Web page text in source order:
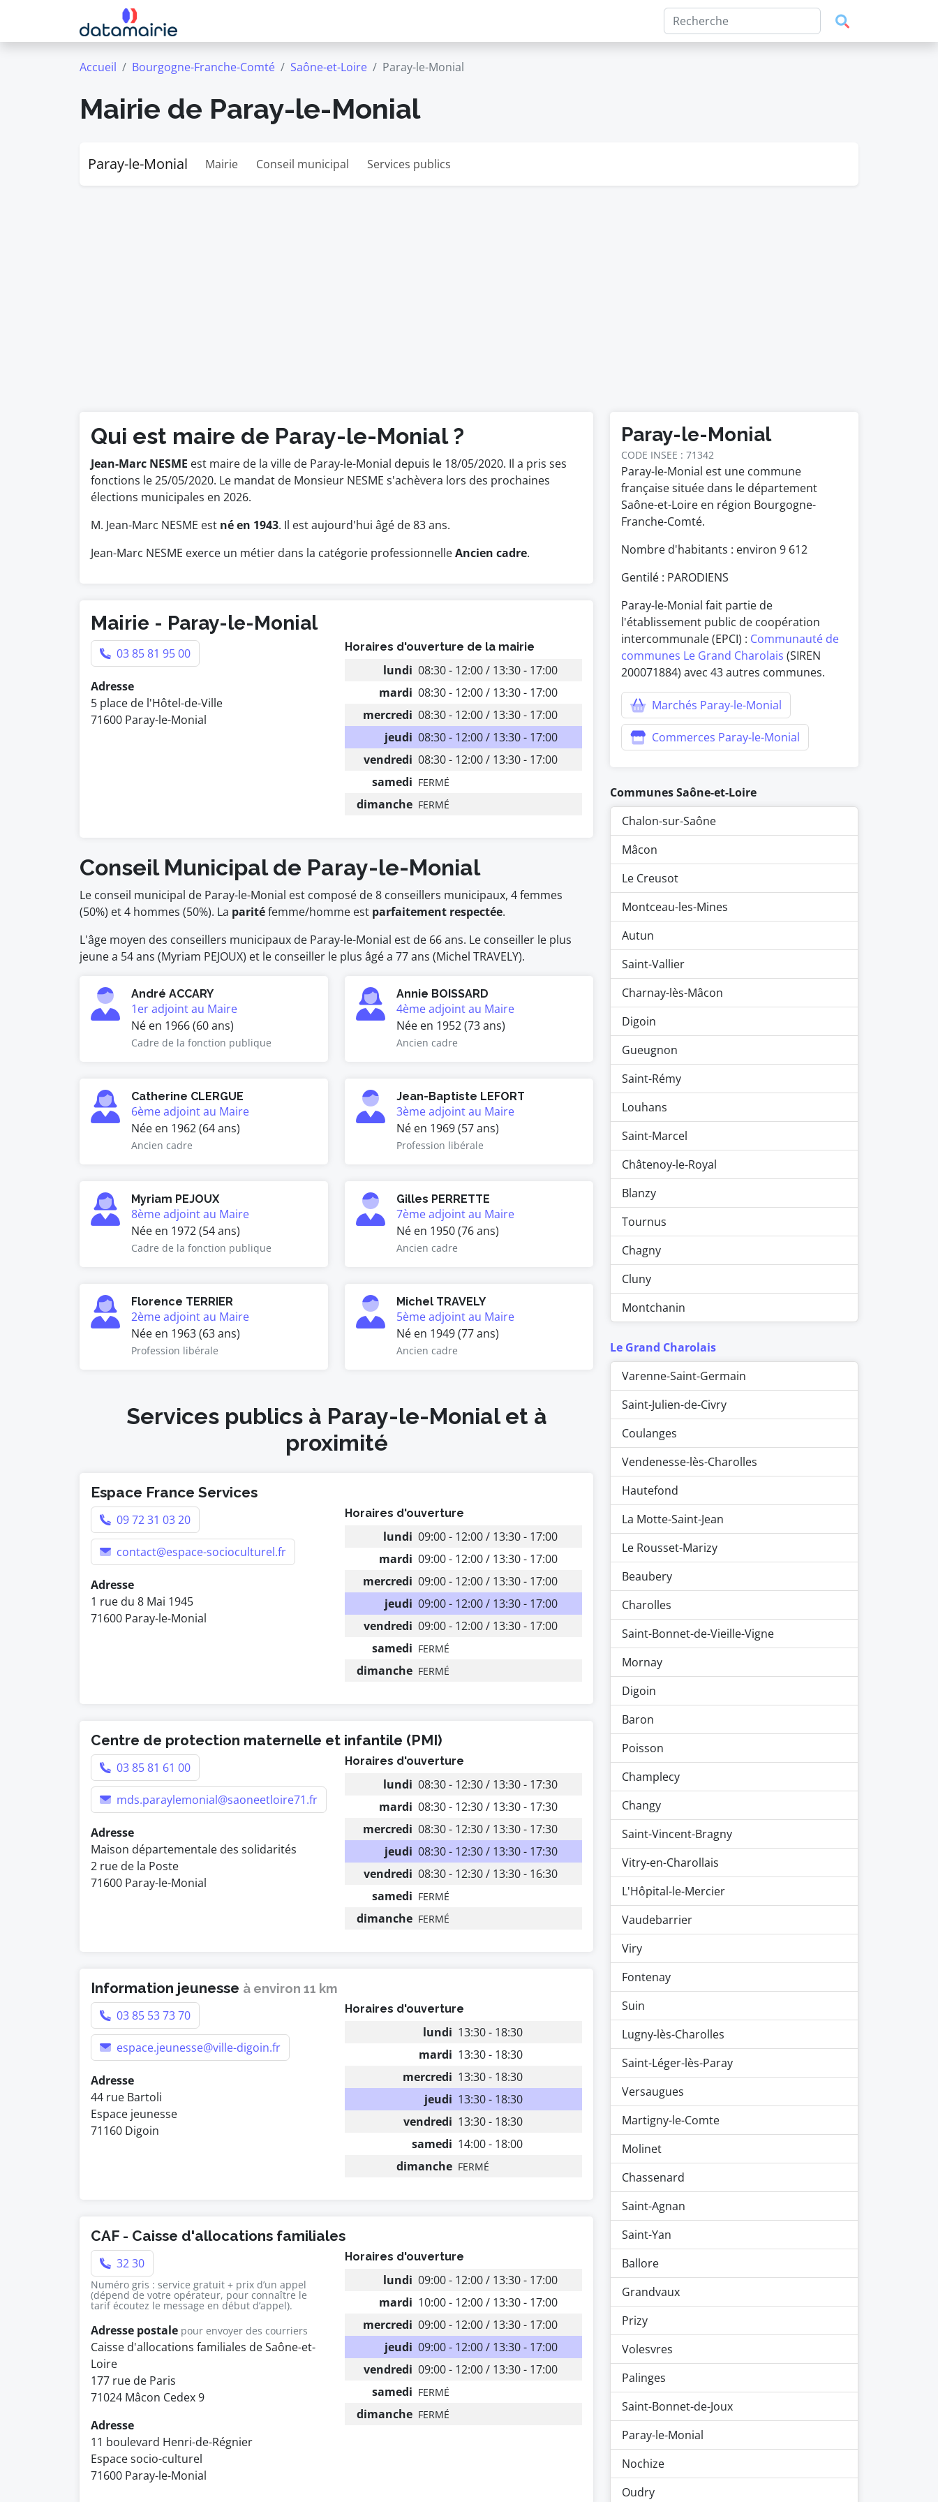
Accueil Bourgogne-Franche-Comté Saône-et-Loire Paray-le-Monial
Mairie de Paray-le-Monial
Paray-le-Monial Mairie Conseil municipal Services publics
Qui est maire de Paray-le-Monial ?
Jean-Marc NESME est maire de la ville de Paray-le-Monial depuis le 18/05/2020. Il a pris ses
fonctions le 25/05/2020. Le mandat de Monsieur NESME s'achèvera lors des prochaines
élections municipales en 2026.
M. Jean-Marc NESME est né en 1943. Il est aujourd'hui âgé de 83 ans.
Jean-Marc NESME exerce un métier dans la catégorie professionnelleAncien cadre.
Mairie - Paray-le-Monial
03 85 81 95 00
Adresse
5 place de l'Hôtel-de-Ville
71600 Paray-le-Monial
Horaires d'ouverture de la mairie
lundi 08:30 - 12:00 / 13:30 - 17:00
mardi 08:30 - 12:00 / 13:30 - 17:00
mercredi 08:30 - 12:00 / 13:30 - 17:00
jeudi 08:30 - 12:00 / 13:30 - 17:00
vendredi 08:30 - 12:00 / 13:30 - 17:00
samedi FERMÉ
dimanche FERMÉ
Conseil Municipal de Paray-le-Monial
Le conseil municipal de Paray-le-Monial est composé de 8 conseillers municipaux, 4 femmes
(50%) et 4 hommes (50%). La paritéfemme/homme est parfaitement respectée.
L'âge moyen des conseillers municipaux de Paray-le-Monial est de 66 ans. Le conseiller le plus
jeune a 54 ans (Myriam PEJOUX) et le conseiller le plus âgé a 77 ans (Michel TRAVELY).
André ACCARY
1er adjoint au Maire
Né en 1966 (60 ans)
Cadre de la fonction publique
Annie BOISSARD
4ème adjoint au Maire
Née en 1952 (73 ans)
Ancien cadre
Catherine CLERGUE
6ème adjoint au Maire
Née en 1962 (64 ans)
Ancien cadre
Jean-Baptiste LEFORT
3ème adjoint au Maire
Né en 1969 (57 ans)
Profession libérale
Myriam PEJOUX
8ème adjoint au Maire
Née en 1972 (54 ans)
Cadre de la fonction publique
Gilles PERRETTE
7ème adjoint au Maire
Né en 1950 (76 ans)
Ancien cadre
Florence TERRIER
2ème adjoint au Maire
Née en 1963 (63 ans)
Profession libérale
Michel TRAVELY
5ème adjoint au Maire
Né en 1949 (77 ans)
Ancien cadre
Services publics à Paray-le-Monial et à
proximité
Espace France Services
09 72 31 03 20
contact@espace-socioculturel.fr
Adresse
1 rue du 8 Mai 1945
71600 Paray-le-Monial
Horaires d'ouverture
lundi 09:00 - 12:00 / 13:30 - 17:00
mardi 09:00 - 12:00 / 13:30 - 17:00
mercredi 09:00 - 12:00 / 13:30 - 17:00
jeudi 09:00 - 12:00 / 13:30 - 17:00
vendredi 09:00 - 12:00 / 13:30 - 17:00
samedi FERMÉ
dimanche FERMÉ
Centre de protection maternelle et infantile (PMI)
03 85 81 61 00
mds.paraylemonial@saoneetloire71.fr
Adresse
Maison départementale des solidarités
2 rue de la Poste
71600 Paray-le-Monial
Horaires d'ouverture
lundi 08:30 - 12:30 / 13:30 - 17:30
mardi 08:30 - 12:30 / 13:30 - 17:30
mercredi 08:30 - 12:30 / 13:30 - 17:30
jeudi 08:30 - 12:30 / 13:30 - 17:30
vendredi 08:30 - 12:30 / 13:30 - 16:30
samedi FERMÉ
dimanche FERMÉ
Information jeunesse à environ 11 km
03 85 53 73 70
espace.jeunesse@ville-digoin.fr
Adresse
44 rue Bartoli
Espace jeunesse
71160 Digoin
Horaires d'ouverture
lundi 13:30 - 18:30
mardi 13:30 - 18:30
mercredi 13:30 - 18:30
jeudi 13:30 - 18:30
vendredi 13:30 - 18:30
samedi 14:00 - 18:00
dimanche FERMÉ
CAF - Caisse d'allocations familiales
32 30
Numéro gris : service gratuit + prix d’un appel
(dépend de votre opérateur, pour connaître le
tarif écoutez le message en début d’appel).
Adresse postale pour envoyer des courriers
Caisse d'allocations familiales de Saône-et-
Loire
177 rue de Paris
71024 Mâcon Cedex 9
Adresse
11 boulevard Henri-de-Régnier
Espace socio-culturel
71600 Paray-le-Monial
Horaires d'ouverture
lundi 09:00 - 12:00 / 13:30 - 17:00
mardi 10:00 - 12:00 / 13:30 - 17:00
mercredi 09:00 - 12:00 / 13:30 - 17:00
jeudi 09:00 - 12:00 / 13:30 - 17:00
vendredi 09:00 - 12:00 / 13:30 - 17:00
samedi FERMÉ
dimanche FERMÉ
Paray-le-Monial
CODE INSEE : 71342
Paray-le-Monial est une commune
française située dans le département
Saône-et-Loire en région Bourgogne-
Franche-Comté.
Nombre d'habitants : environ 9 612
Gentilé : PARODIENS
Paray-le-Monial fait partie de
l'établissement public de coopération
intercommunale (EPCI) : Communauté de
communes Le Grand Charolais (SIREN
200071884) avec 43 autres communes.
Marchés Paray-le-Monial
Commerces Paray-le-Monial
Communes Saône-et-Loire
Chalon-sur-Saône
Mâcon
Le Creusot
Montceau-les-Mines
Autun
Saint-Vallier
Charnay-lès-Mâcon
Digoin
Gueugnon
Saint-Rémy
Louhans
Saint-Marcel
Châtenoy-le-Royal
Blanzy
Tournus
Chagny
Cluny
Montchanin
Le Grand Charolais
Varenne-Saint-Germain
Saint-Julien-de-Civry
Coulanges
Vendenesse-lès-Charolles
Hautefond
La Motte-Saint-Jean
Le Rousset-Marizy
Beaubery
Charolles
Saint-Bonnet-de-Vieille-Vigne
Mornay
Digoin
Baron
Poisson
Champlecy
Changy
Saint-Vincent-Bragny
Vitry-en-Charollais
L'Hôpital-le-Mercier
Vaudebarrier
Viry
Fontenay
Suin
Lugny-lès-Charolles
Saint-Léger-lès-Paray
Versaugues
Martigny-le-Comte
Molinet
Chassenard
Saint-Agnan
Saint-Yan
Ballore
Grandvaux
Prizy
Volesvres
Palinges
Saint-Bonnet-de-Joux
Paray-le-Monial
Nochize
Oudry